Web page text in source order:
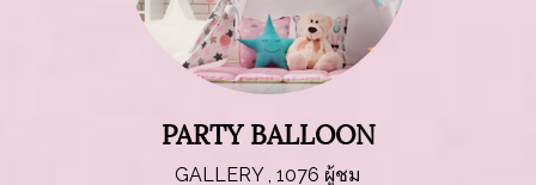
PARTY BALLOON
GALLERY, 1076 ผู้ชม